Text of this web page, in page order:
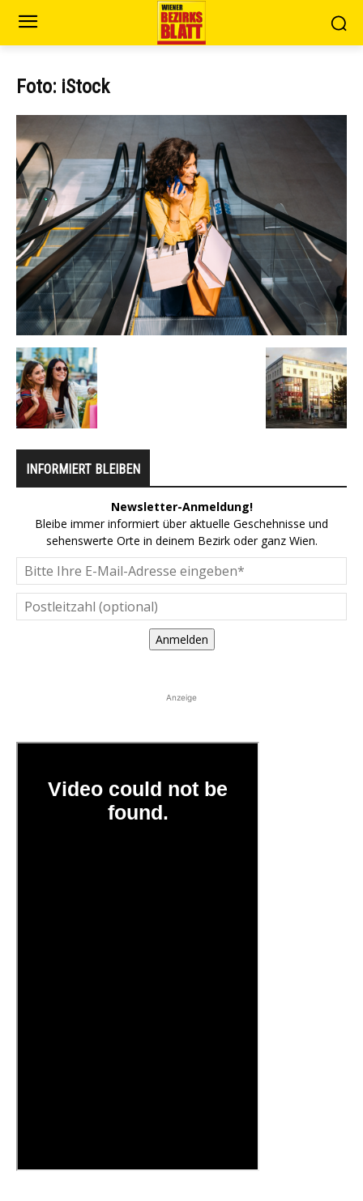
Foto: iStock
INFORMIERT BLEIBEN
Newsletter-Anmeldung!
Bleibe immer informiert über aktuelle Geschehnisse und
sehenswerte Orte in deinem Bezirk oder ganz Wien.
Anmelden
Anzeige